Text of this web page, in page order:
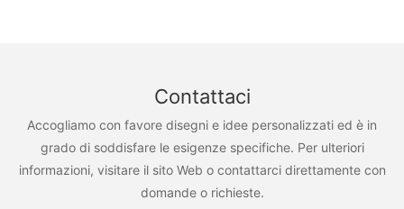
Contattaci
Accogliamo con favore disegni e idee personalizzati ed è in
grado di soddisfare le esigenze specifiche. Per ulteriori
informazioni, visitare il sito Web o contattarci direttamente con
domande o richieste.